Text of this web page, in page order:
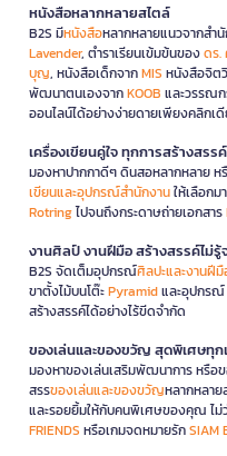
หนังสือหลากหลายสไตล์
B2S มีหนังสือหลากหลายแนวจากสำ
Lavender, ตำราเรียนเข้มข้นของดร
บุญ, หนังสือเด็กจากMIS หนังสือจิต
พัฒนาตนเองจากKOOB และวรรณ
ออนไลน์ได้อย่างง่ายดายเพียงคลิกเ
เครื่องเขียนคู่ใจ ทุกการสร้างสรรค์
มองหาปากกาดีๆ ดินสอหลากหลาย
เขียนและอุปกรณ์สำนักงานให้เลือก
Rotringไปจนถึงกระดาษถ่ายเอกสาร
งานศิลป์ งานฝีมือ สร้างสรรค์ไม่รู้
B2S จัดเต็มอุปกรณ์ศิลปะและงานฝี
ขาตั้งไม้บนโต๊ะPyramidและอุปกรณ์
สร้างสรรค์ได้อย่างไร้ขีดจำกัด
ของเล่นและของขวัญ สุดพิเศษทุก
มองหาของเล่นเสริมพัฒนาการ หรือ
สรรของเล่นและของขวัญหลากหลาย
และรอยยิ้มให้กับคนพิเศษของคุณ ไม่
FRIENDS หรือเกมจดหมายรักSIAM